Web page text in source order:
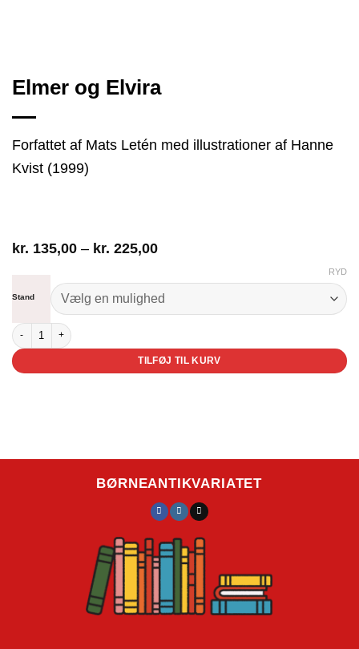
Elmer og Elvira
Forfattet af Mats Letén med illustrationer af Hanne
Kvist (1999)
kr. 135,00 – kr. 225,00Prisinterval:
kr. 225,00
Stand
RYD
Elmer og Elvira antal
TILFØJ TIL KURV
BØRNEANTIKVARIATET